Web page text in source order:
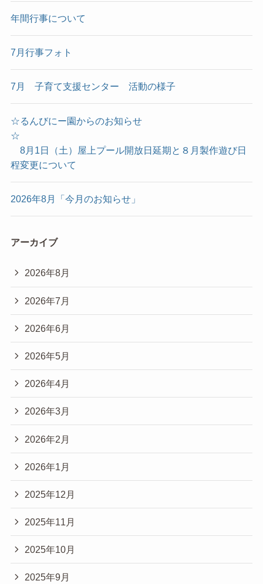
年間行事について
7月行事フォト
7月 子育て支援センター 活動の様子
☆るんびにー園からのお知らせ
☆
8月1日（土）屋上プール開放日延期と８月製作遊び日
程変更について
2026年8月「今月のお知らせ」
アーカイブ
2026年8月
2026年7月
2026年6月
2026年5月
2026年4月
2026年3月
2026年2月
2026年1月
2025年12月
2025年11月
2025年10月
2025年9月